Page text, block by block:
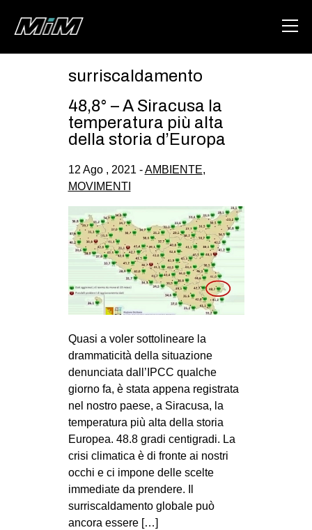
ABOUT
DEGENERAZIONE
CSOA LAMBRETTA
MSM
STUDENTI TSUNAMI
ZAM
MOBILITAZIONI
SPAZI
SPORT POPOLARE
MOVIMENTI
AMBIENTE
ANTIFASCISMO
DIRITTO ALL’ABITARE
GENERI
surriscaldamento
48,8° – A Siracusa la
temperatura più alta
della storia d’Europa
12 Ago , 2021 -AMBIENTE,
MOVIMENTI
Quasi a voler sottolineare la
drammaticità della situazione
denunciata dall’IPCC qualche
giorno fa, è stata appena registrata
nel nostro paese, a Siracusa, la
temperatura più alta della storia
Europea. 48.8 gradi centigradi. La
crisi climatica è di fronte ai nostri
occhi e ci impone delle scelte
immediate da prendere. Il
surriscaldamento globale può
ancora essere […]